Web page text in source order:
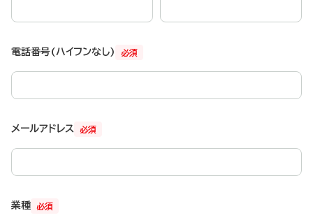
必須
電話番号(ハイフンなし)
必須
メールアドレス
必須
業種